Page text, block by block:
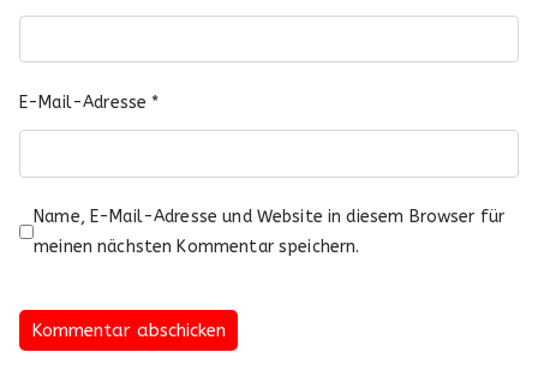
E-Mail-Adresse *
Name, E-Mail-Adresse und Website in diesem Browser für
meinen nächsten Kommentar speichern.